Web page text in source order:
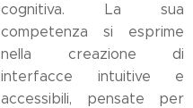
cognitiva. La sua
competenza si esprime
nella creazione di
interfacce intuitive e
accessibili, pensate per